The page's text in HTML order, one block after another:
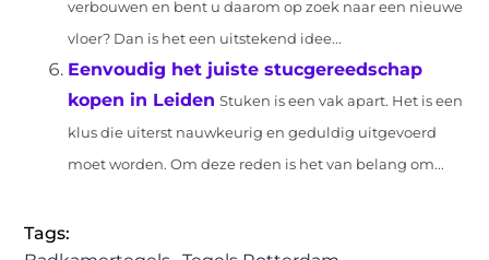
verbouwen en bent u daarom op zoek naar een nieuwe
vloer? Dan is het een uitstekend idee...
Eenvoudig het juiste stucgereedschap
kopen in Leiden Stuken is een vak apart. Het is een
klus die uiterst nauwkeurig en geduldig uitgevoerd
moet worden. Om deze reden is het van belang om...
Tags: